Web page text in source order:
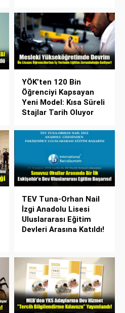
YÖK’ten 120 Bin
Öğrenciyi Kapsayan
Yeni Model: Kısa Süreli
Stajlar Tarih Oluyor
TEV Tuna-Orhan Nail
İzgi Anadolu Lisesi
Uluslararası Eğitim
Devleri Arasına Katıldı!